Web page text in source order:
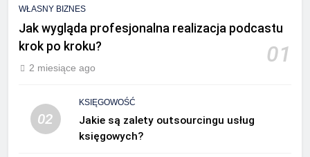
WŁASNY BIZNES
Jak wygląda profesjonalna realizacja podcastu
krok po kroku?
01
2 miesiące ago
02
KSIĘGOWOŚĆ
Jakie są zalety outsourcingu usług
księgowych?